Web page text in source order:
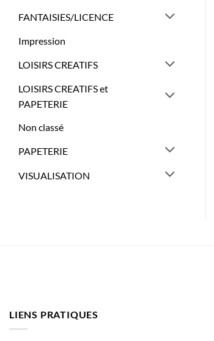
FANTAISIES/LICENCE
Impression
LOISIRS CREATIFS
LOISIRS CREATIFS et
PAPETERIE
Non classé
PAPETERIE
VISUALISATION
LIENS PRATIQUES